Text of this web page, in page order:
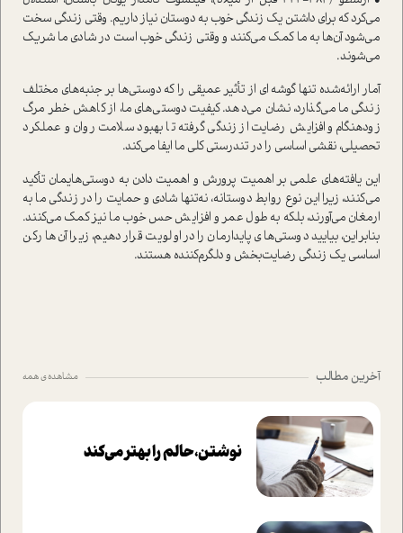
می‌کرد که برای داشتن یک زندگی خوب به دوستان نیاز داریم. وقتی زندگی سخت
می‌شود آن‌ها به ما کمک می‌کنند و وقتی زندگی خوب ا‌ست در شادی ما شریک
می‌شوند.
آمار ارائه‌شده تنها گوشه ای از تأثیر عمیقی را که دوستی‌ها بر جنبه‌های مختلف
زندگی ما می‌گذارد، نشان می‌دهد. کیفیت دوستی‌های ما، از کاهش خطر مرگ
زودهنگام و افزایش رضایت از زندگی گرفته تا بهبود سلامت روان و عملکرد
تحصیلی، نقشی اساسی را در تندرستی کلی ما ایفا می‌کند.
این یافته‌های علمی بر اهمیت پرورش و اهمیت دادن به دوستی‌هایمان تأکید
می‌کنند، زیرا این نوع روابط دوستانه، نه‌تنها شادی و حمایت را در زندگی ما به
ارمغان می‌آورند، بلکه به طول عمر و افزایش حس خوب ما نیز کمک می‌کنند.
بنابراین، بیایید دوستی‌های پایدارمان را در اولویت قرار دهیم، زیرا آن‌ها رکن
اساسی یک زندگی رضایت‌بخش و دلگرم‌کننده هستند‌.
آخرین مطالب مشاهده ی همه
نوشتن، حالم را بهتر می‌کند